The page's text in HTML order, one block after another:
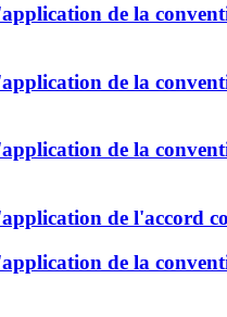
de la
de la
de la
de l'accord
de la